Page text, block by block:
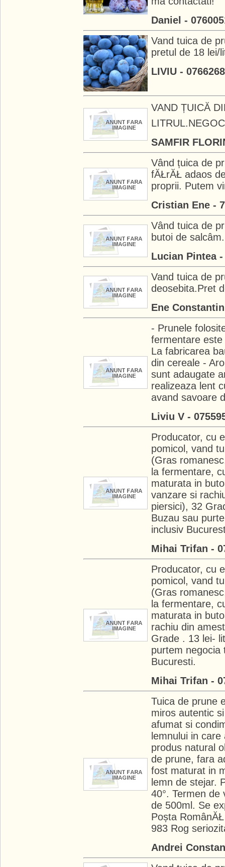
Daniel -
Vand tuica de
pretul de 18 lei/
LIVIU -
VAND ȚUICĂ
SAMFIR
Vând țuica de
fĂŁrĂŁ adaos
proprii. Putem
Cristian Ene -
Vând tuica de
butoi de
Lucian Pintea -
Vand tuica de
deosebita.Pret
Ene
- Prunele
fermentare
La fabricarea
din cereale -
sunt adaugate
realizeaza lent
avand savoare
Liviu V -
Producator, cu
pomicol, vand
(Gras
la fermentare,
maturata in
vanzare si
piersici), 32
Buzau sau
inclusiv
Mihai Trifan -
Producator, cu
pomicol, vand
(Gras
la fermentare,
maturata in
rachiu din
Grade . 13 lei-
purtem negocia
Bucuresti.
Mihai Trifan -
Tuica de prune
miros autentic
afumat si
lemnului in
produs natural
de prune, fara
fost maturat in
lemn de stejar.
40°. Termen de
de 500ml. Se
Poșta
983 Rog
Andrei